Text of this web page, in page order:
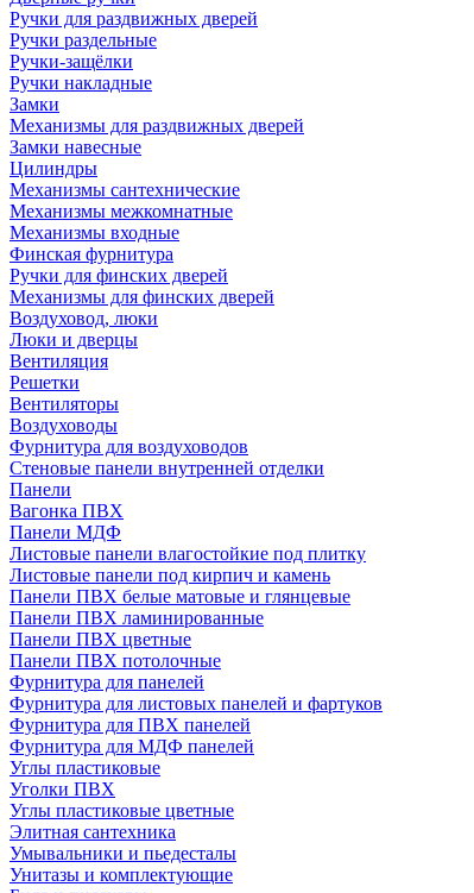
Ручки для раздвижных дверей
Ручки раздельные
Ручки-защёлки
Ручки накладные
Замки
Механизмы для раздвижных дверей
Замки навесные
Цилиндры
Механизмы сантехнические
Механизмы межкомнатные
Механизмы входные
Финская фурнитура
Ручки для финских дверей
Механизмы для финских дверей
Воздуховод, люки
Люки и дверцы
Вентиляция
Решетки
Вентиляторы
Воздуховоды
Фурнитура для воздуховодов
Стеновые панели внутренней отделки
Панели
Вагонка ПВХ
Панели МДФ
Листовые панели влагостойкие под плитку
Листовые панели под кирпич и камень
Панели ПВХ белые матовые и глянцевые
Панели ПВХ ламинированные
Панели ПВХ цветные
Панели ПВХ потолочные
Фурнитура для панелей
Фурнитура для листовых панелей и фартуков
Фурнитура для ПВХ панелей
Фурнитура для МДФ панелей
Углы пластиковые
Уголки ПВХ
Углы пластиковые цветные
Элитная сантехника
Умывальники и пьедесталы
Унитазы и комплектующие